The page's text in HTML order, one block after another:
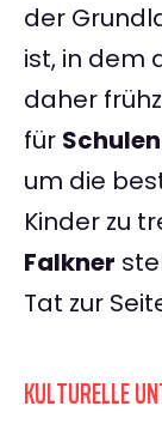
der
ist, in dem
daher
für
um die
Kinder zu
Falkner
Tat zur
KULTURELLE